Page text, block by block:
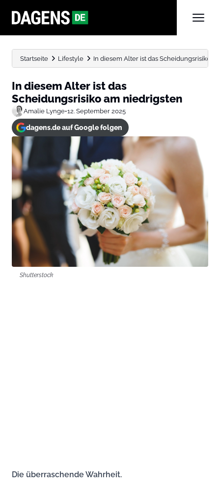
Startseite Lifestyle In diesem Alter ist das Scheidungsrisiko
In diesem Alter ist das
Scheidungsrisiko am niedrigsten
Amalie Lynge•12. September 2025
dagens.de auf Google folgen
Shutterstock
Die überraschende Wahrheit.